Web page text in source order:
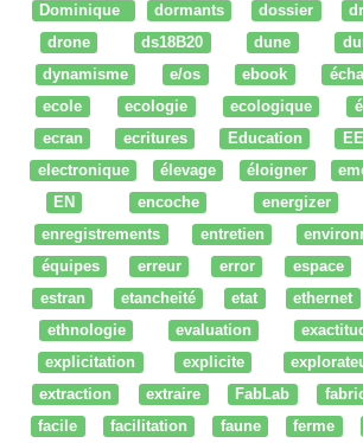
Dominique
dormants dossier
drone
ds18B20 dune
dynamisme
e/os ebook
ecole
ecologie ecologique
ecran
ecritures Education
electronique
élevage éloigner
EN
encoche energizer
enregistrements
entretien
équipes
erreur error espace
estran
etancheité etat ethernet
ethnologie
evaluation
explicitation
explicite
extraction
extraire FabLab
facile
facilitation faune ferme